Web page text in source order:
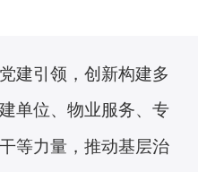
建引领，创新构建多
单位、物业服务、专
等力量，推动基层治